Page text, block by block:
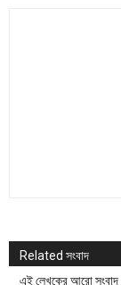
Related সংবাদ
এই লেখকের আরো সংবাদ